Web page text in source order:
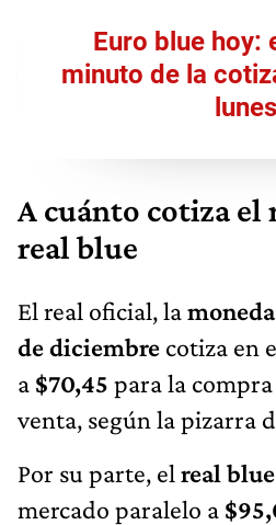
Euro blue hoy:
minuto de la
lunes
A cuánto cotiza el
real blue
El real oficial, la
de diciembre cotiza en
a $70,45 para la
venta, según la pizarra
Por su parte, el real
mercado paralelo a